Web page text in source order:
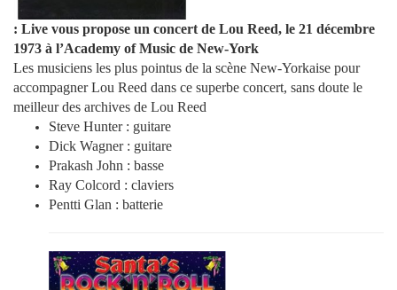
: Live vous propose un concert de Lou Reed, le 21 décembre
1973 à l’Academy of Music de New-York
Les musiciens les plus pointus de la scène New-Yorkaise pour
accompagner Lou Reed dans ce superbe concert, sans doute le
meilleur des archives de Lou Reed
Steve Hunter : guitare
Dick Wagner : guitare
Prakash John : basse
Ray Colcord : claviers
Pentti Glan : batterie